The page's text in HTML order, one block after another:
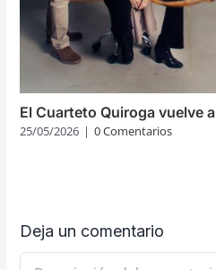
El Cuarteto Quiroga vuelve
25/05/2026 | 0 Comentarios
Deja un comentario
Comentario